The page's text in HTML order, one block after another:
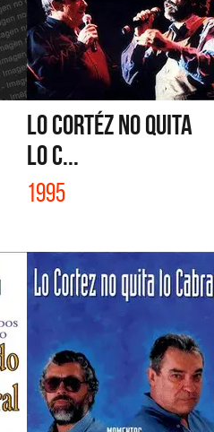
LO CORTÉZ NO QUITA
LO C...
1995